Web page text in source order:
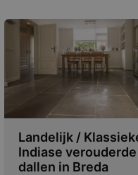
Landelijk /
Indiase verouderde
dallen in Breda